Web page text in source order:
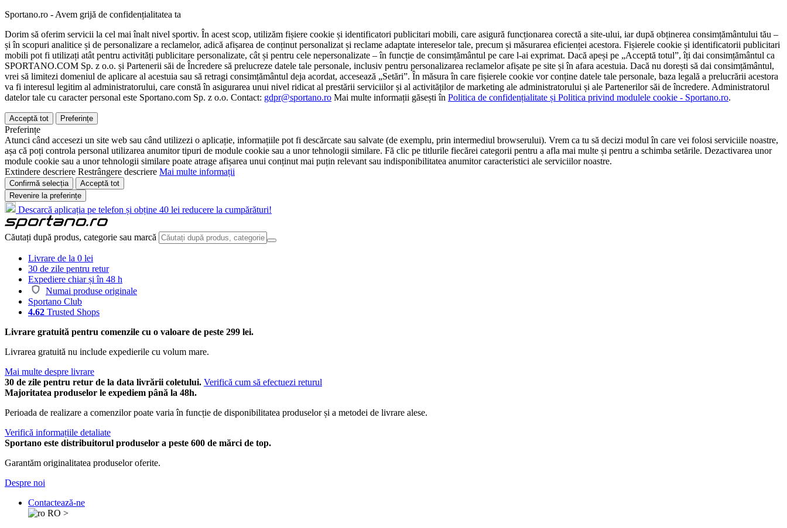
Sportano.ro - Avem grijă de confidențialitatea ta
Dorim să oferim servicii la cel mai înalt nivel sportiv. În acest scop, utilizăm fișiere cookie și identificatori publicitari mobili, care asigură funcționarea corectă a site-ului, iar după obținerea consimțământului tău –
și în scopuri analitice și de personalizare a reclamelor, adică afișarea de conținut personalizat și reclame adaptate intereselor tale, precum și măsurarea eficienței acestora. Fișierele cookie și identificatorii publicitari
mobili pot fi utilizați atât pentru activități publicitare personalizate, cât și pentru cele nepersonalizate – în funcție de consimțământul pe care l-ai exprimat. Dacă apeși pe „Acceptă totul”, îți dai consimțământul ca
SPORTANO.COM Sp. z o.o. și Partenerii săi de Încredere să prelucreze datele tale personale, inclusiv pentru personalizarea reclamelor afișate pe site și în afara acestuia. Dacă nu dorești să dai consimțământul,
vrei să limitezi domeniul de aplicare al acestuia sau să retragi consimțământul deja acordat, accesează „Setări”. În măsura în care fișierele cookie vor conține datele tale personale, baza legală a prelucrării acestora
va fi interesul legitim al administratorului, care constă în asigurarea unui nivel ridicat al prestării serviciilor și al activităților de marketing ale administratorului și ale Partenerilor săi de încredere. Administratorul
datelor tale cu caracter personal este Sportano.com Sp. z o.o. Contact: gdpr@sportano.ro Mai multe informații găsești în Politica de confidențialitate și Politica privind modulele cookie - Sportano.ro.
Acceptă tot Preferințe
Preferințe
Atunci când accesezi un site web sau când utilizezi o aplicație, informațiile pot fi descărcate sau salvate (de exemplu, prin intermediul browserului). Vrem ca tu să decizi modul în care vei folosi serviciile noastre,
așa că poți controla personal utilizarea anumitor tipuri de module cookie sau a unor tehnologii similare. Fă clic pe titlurile fiecărei categorii pentru a afla mai multe și pentru a schimba setările. Dezactivarea unor
module cookie sau a unor tehnologii similare poate atrage afișarea unui conținut mai puțin relevant sau indisponibilitatea anumitor caracteristici ale serviciilor noastre.
Extindere descriere Restrângere descriere Mai multe informații
Confirmă selecția
Acceptă tot
Revenire la preferințe
Descarcă aplicația pe telefon și obține 40 lei reducere la cumpărături!
Căutați după produs, categorie sau marcă
Livrare de la 0 lei
30 de zile pentru retur
Expediere chiar și în 48 h
Numai produse originale
Sportano Club
4.62 Trusted Shops
Livrare gratuită pentru comenzile cu o valoare de peste 299 lei.
Livrarea gratuită nu include expedierile cu volum mare.
Mai multe despre livrare
30 de zile pentru retur de la data livrării coletului. Verifică cum să efectuezi returul
Majoritatea produselor le expediem până la 48h.
Perioada de realizare a comenzilor poate varia în funcție de disponibilitatea produselor și a metodei de livrare alese.
Verifică informațiile detaliate
Sportano este distribuitorul produselor a peste 600 de mărci de top.
Garantăm originalitatea produselor oferite.
Despre noi
Contactează-ne
RO >